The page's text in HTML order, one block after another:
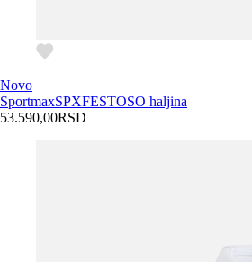
Novo
SportmaxSPXFESTOSO haljina
53.590,00RSD